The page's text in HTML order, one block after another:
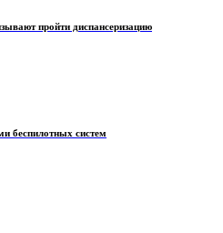
пройти диспансеризацию
бeспилотных систeм